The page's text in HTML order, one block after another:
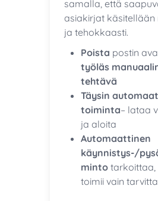
samalla, että
asiakirjat käsitellään
ja tehokkaasti.
Poista postin
työläs
tehtävä
Täysin
toiminta– lataa
ja aloita
Automaattinen
käynnistys-/
minto tarkoittaa,
toimii vain